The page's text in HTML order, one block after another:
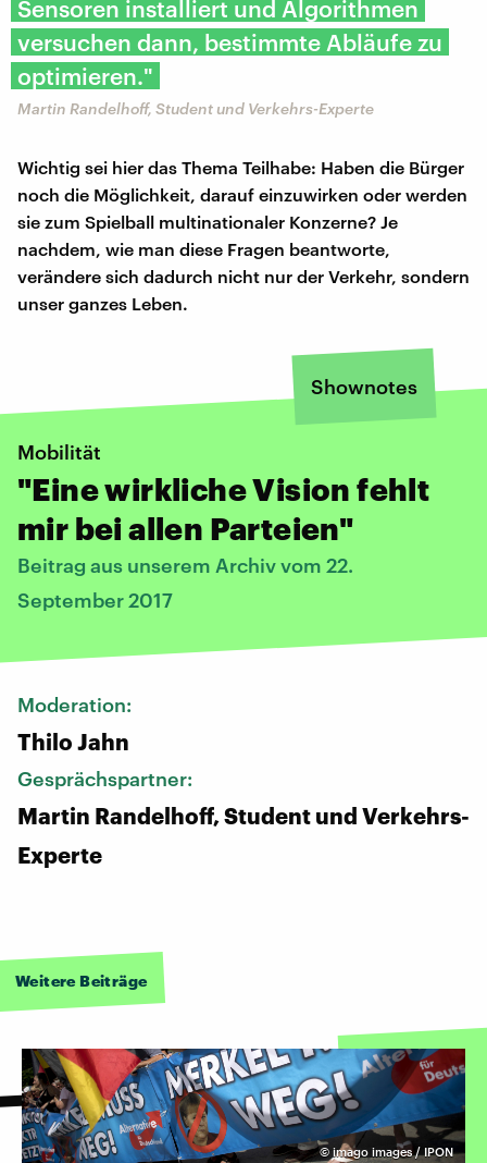
Sensoren installiert und Algorithmen
versuchen dann, bestimmte Abläufe zu
optimieren."
Martin Randelhoff, Student und Verkehrs-Experte
Wichtig sei hier das Thema Teilhabe: Haben die Bürger
noch die Möglichkeit, darauf einzuwirken oder werden
sie zum Spielball multinationaler Konzerne? Je
nachdem, wie man diese Fragen beantworte,
verändere sich dadurch nicht nur der Verkehr, sondern
unser ganzes Leben.
Shownotes
Mobilität
"Eine wirkliche Vision fehlt
mir bei allen Parteien"
Beitrag aus unserem Archiv vom 22.
September 2017
Moderation:
Thilo Jahn
Gesprächspartner:
Martin Randelhoff, Student und Verkehrs-
Experte
Weitere Beiträge
© imago images / IPON